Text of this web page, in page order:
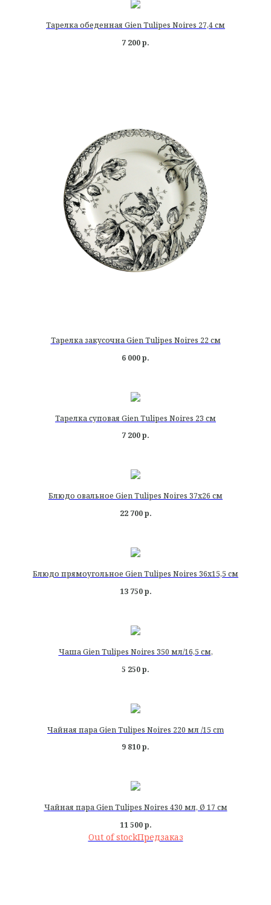
Тарелка обеденная Gien Tulipes Noires 27,4 см
7 200р.
Тарелка закусочна Gien Tulipes Noires 22 см
6 000р.
Тарелка суповая Gien Tulipes Noires 23 см
7 200р.
Блюдо овальное Gien Tulipes Noires 37х26 см
22 700 р.
Блюдо прямоугольное Gien Tulipes Noires 36х15,5 см
13 750 р.
Чаша Gien Tulipes Noires 350 мл/16,5 см,
5 250р.
Чайная пара Gien Tulipes Noires 220 мл /15 cm
9 810р.
Чайная пара Gien Tulipes Noires 430 мл, Ø 17 см
11 500 р.
Out of stock